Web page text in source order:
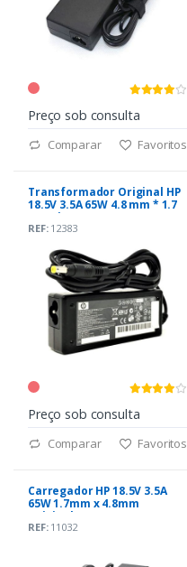
Preço sob consulta
Comparar Favoritos
Transformador Original HP
18.5V 3.5A 65W 4.8 mm * 1.7
mm Pin (239704-001)
REF:12383
Preço sob consulta
Comparar Favoritos
Carregador HP 18.5V 3.5A
65W 1.7mm x 4.8mm
Original
REF:11032